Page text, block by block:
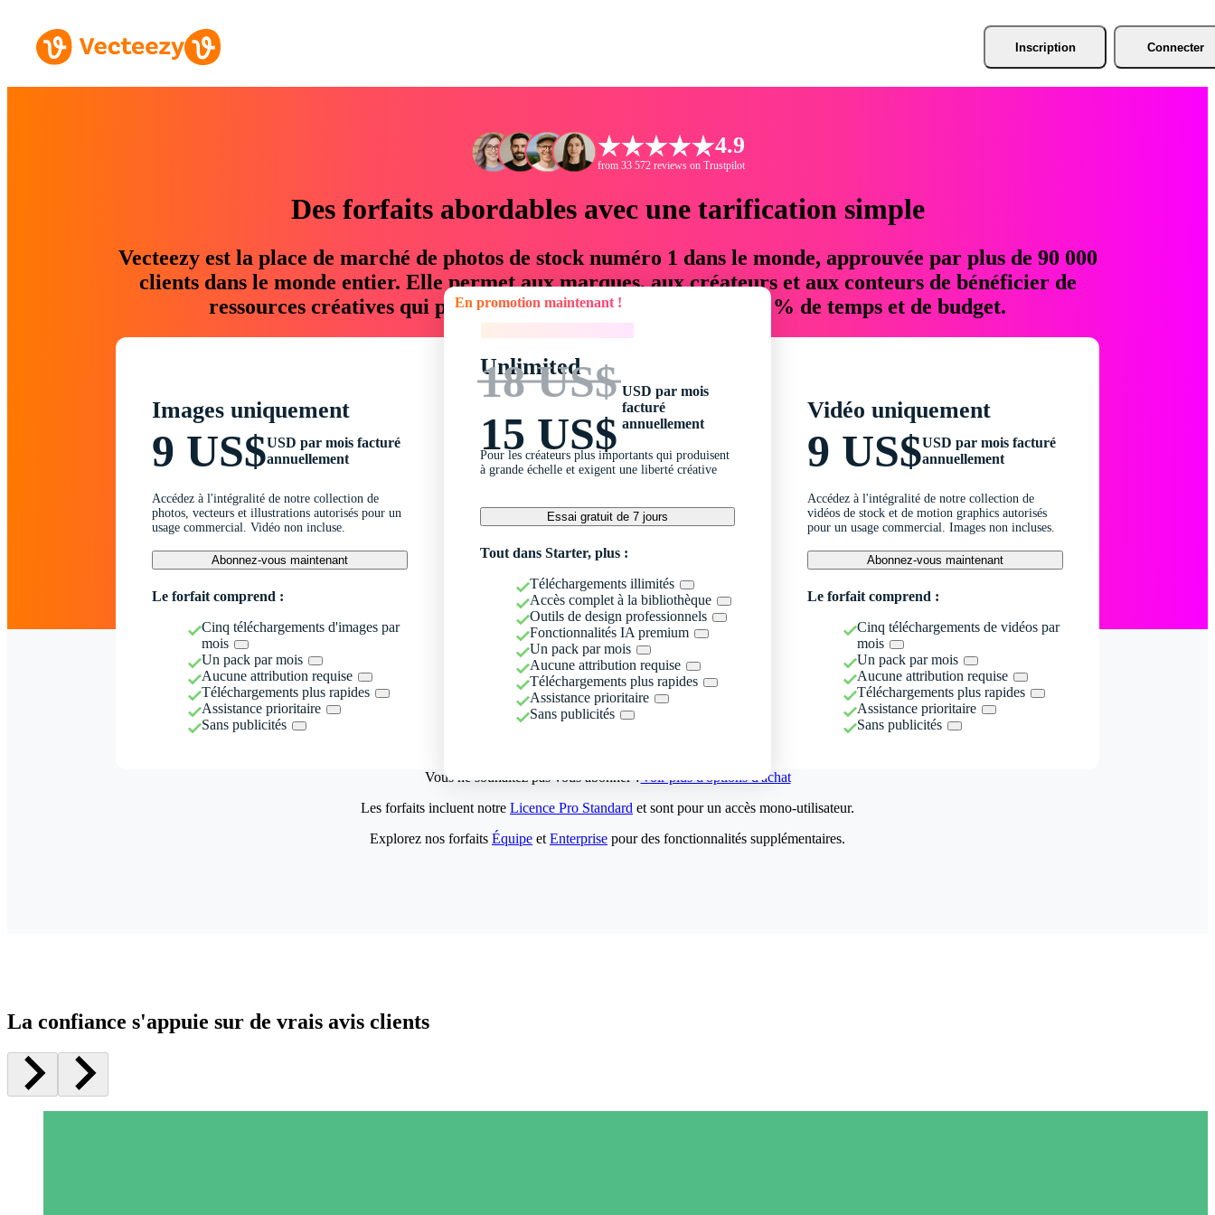
Inscription Connecter
4.9
from 33 572 reviews on Trustpilot
Des forfaits abordables avec une tarification simple
Vecteezy est la place de marché de photos de stock numéro 1 dans le monde, approuvée par plus de 90 000
clients dans le monde entier. Elle permet aux marques, aux créateurs et aux conteurs de bénéficier de
ressources créatives qui permettent d'économiser jusqu'à 76 % de temps et de budget.
Images uniquement
9 US$USD par mois facturé
annuellement
Accédez à l'intégralité de notre collection de
photos, vecteurs et illustrations autorisés pour un
usage commercial. Vidéo non incluse.
Abonnez-vous maintenant
Le forfait comprend :
Cinq téléchargements d'images par
mois
Un pack par mois
Aucune attribution requise
Téléchargements plus rapides
Assistance prioritaire
Sans publicités
En promotion maintenant !
Unlimited
18 US$
15 US$
USD par mois
facturé
annuellement
Pour les créateurs plus importants qui produisent
à grande échelle et exigent une liberté créative
Essai gratuit de 7 jours
Tout dans Starter, plus :
Téléchargements illimités
Accès complet à la bibliothèque
Outils de design professionnels
Fonctionnalités IA premium
Un pack par mois
Aucune attribution requise
Téléchargements plus rapides
Assistance prioritaire
Sans publicités
Vidéo uniquement
9 US$USD par mois facturé
annuellement
Accédez à l'intégralité de notre collection de
vidéos de stock et de motion graphics autorisés
pour un usage commercial. Images non incluses.
Abonnez-vous maintenant
Le forfait comprend :
Cinq téléchargements de vidéos par
mois
Un pack par mois
Aucune attribution requise
Téléchargements plus rapides
Assistance prioritaire
Sans publicités
Vous ne souhaitez pas vous abonner ?Voir plus d'options d'achat
Les forfaits incluent notre Licence Pro Standard et sont pour un accès mono-utilisateur.
Explorez nos forfaits Équipe et Enterprise pour des fonctionnalités supplémentaires.
La confiance s'appuie sur de vrais avis clients